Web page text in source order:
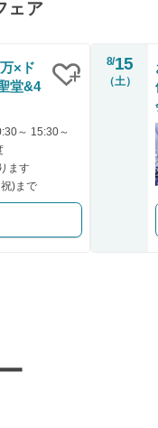
ェア
×ド
堂&4
～ 15:30～
ます
)まで
8/15
（土）